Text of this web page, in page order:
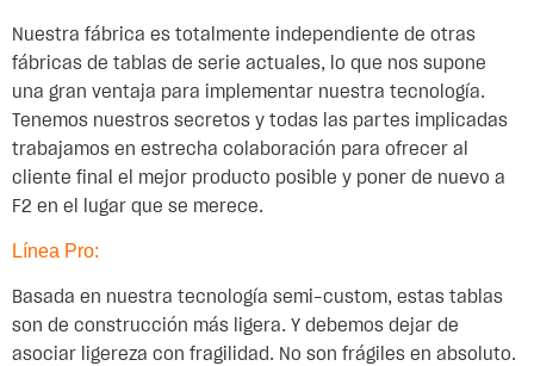
Nuestra fábrica es totalmente independiente de otras
fábricas de tablas de serie actuales, lo que nos supone
una gran ventaja para implementar nuestra tecnología.
Tenemos nuestros secretos y todas las partes implicadas
trabajamos en estrecha colaboración para ofrecer al
cliente final el mejor producto posible y poner de nuevo a
F2 en el lugar que se merece.
Línea Pro:
Basada en nuestra tecnología semi-custom, estas tablas
son de construcción más ligera. Y debemos dejar de
asociar ligereza con fragilidad. No son frágiles en absoluto.